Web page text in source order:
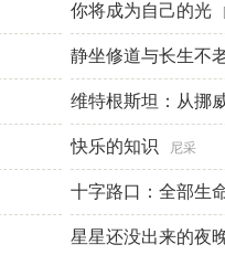
你将成为自己的光
静坐修道与长生不
维特根斯坦：从挪
快乐的知识 尼采
十字路口：全部生
星星还没出来的夜